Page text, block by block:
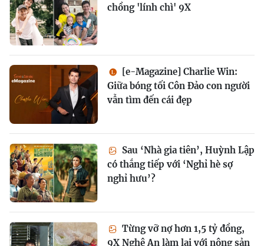
chồng 'lính chì' 9X
[e-Magazine] Charlie Win:
Giữa bóng tối Côn Đảo con người
vẫn tìm đến cái đẹp
Sau ‘Nhà gia tiên’, Huỳnh Lập
có thắng tiếp với ‘Nghỉ hè sợ
nghỉ hưu’?
Từng vỡ nợ hơn 1,5 tỷ đồng,
9X Nghệ An làm lại với nông sản